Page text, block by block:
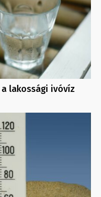
lakossági ivóvíz